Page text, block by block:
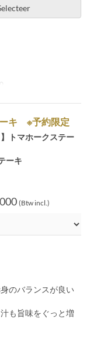
ーキ ※予約限定
トマホークステー
ーキ
(Btw incl.)
のバランスが良い
も旨味をぐっと増